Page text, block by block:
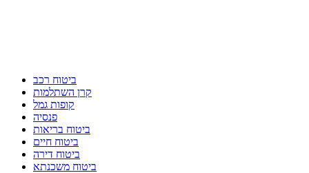
ביטוח רכב
קרן השתלמות
קופות גמל
פנסיה
ביטוח בריאות
ביטוח חיים
ביטוח דירה
ביטוח משכנתא